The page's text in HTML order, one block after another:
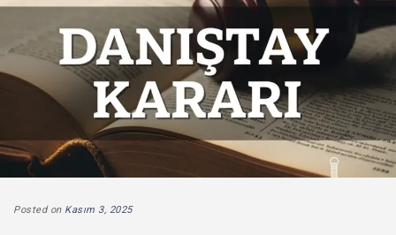
Posted on Kasım 3, 2025